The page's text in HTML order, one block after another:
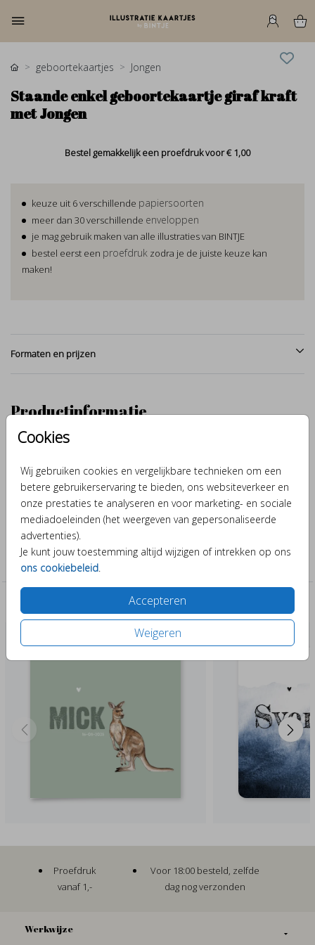
Cookies
Wij gebruiken cookies en vergelijkbare technieken om een
betere gebruikerservaring te bieden, ons websiteverkeer en
onze prestaties te analyseren en voor marketing- en sociale
mediadoeleinden (het weergeven van gepersonaliseerde
advertenties).
Je kunt jouw toestemming altijd wijzigen of intrekken op ons
ons cookiebeleid.
Accepteren
Weigeren
geboortekaartjes Jongen
Staande enkel geboortekaartje giraf kraft
met Jongen
Bestel gemakkelijk een proefdruk voor€ 1,00
keuze uit 6 verschillende papiersoorten
meer dan 30 verschillende enveloppen
je mag gebruik maken van alle illustraties van BINTJE
bestel eerst een proefdruk zodra je de juiste keuze kan
maken!
Formaten en prijzen
Productinformatie
Omschrijving
Lief girafje, met de hand getekend en afgewerkt met aquarel. Maak
van dit geboortekaartje met giraffe door verschillende kleuren en
lettertypes er je eigen ontwerp van.
Collectie
Past er leuk bij
Proefdruk
vanaf 1,-
Voor 18:00 besteld, zelfde
dag nog verzonden
Werkwijze